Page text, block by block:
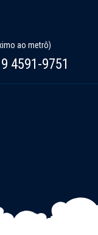
ao metrô)
4591-9751